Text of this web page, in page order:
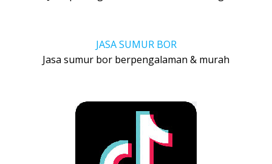
JASA SUMUR BOR
Jasa sumur bor berpengalaman & murah